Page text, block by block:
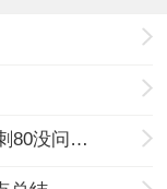
最强政治结构图！五天全部背熟！冲刺80没问题！